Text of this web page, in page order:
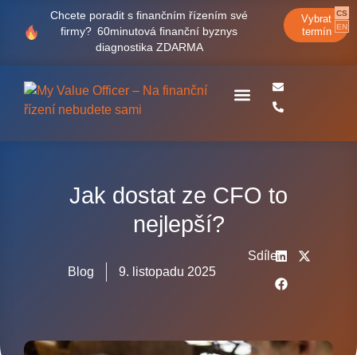
Chcete poradit s finančním řízením své
firmy?60minutová finanční byznys
diagnostika ZDARMA
Vybrat
termín
CS
EN
Jak dostat ze CFO to
nejlepší?
Blog 9. listopadu 2025
Sdílet